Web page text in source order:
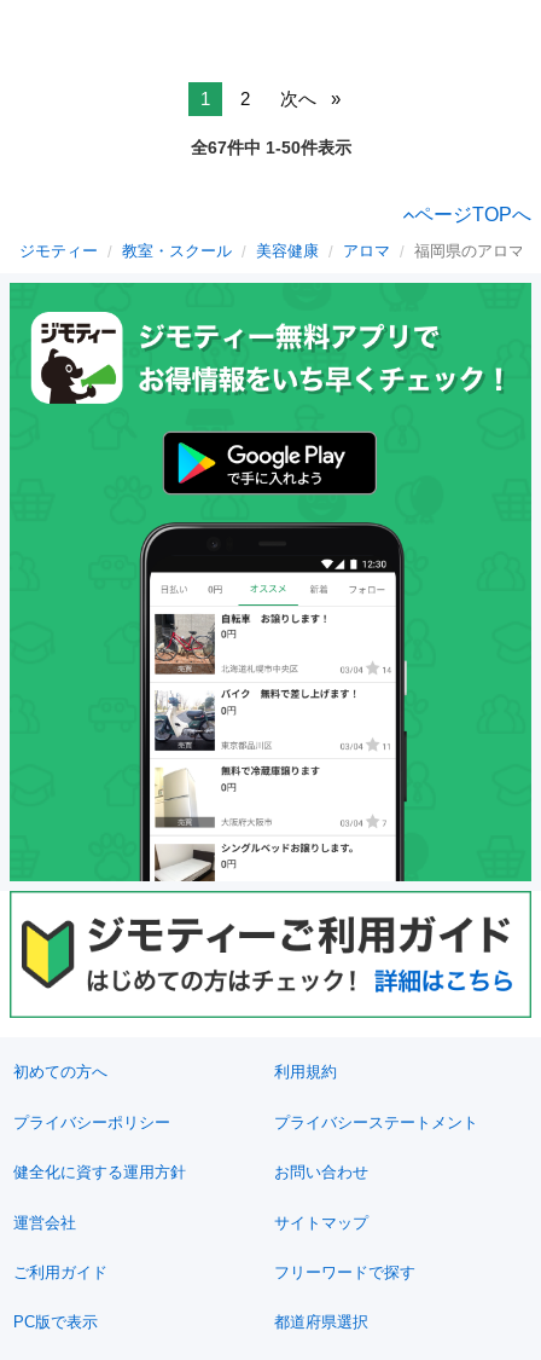
1 2 次へ
全67件中 1-50件表示
ページTOPへ
ジモティー 教室・スクール 美容健康 アロマ 福岡県のアロマ
初めての方へ 利用規約
プライバシーポリシー プライバシーステートメント
健全化に資する運用方針 お問い合わせ
運営会社 サイトマップ
ご利用ガイド フリーワードで探す
PC版で表示 都道府県選択